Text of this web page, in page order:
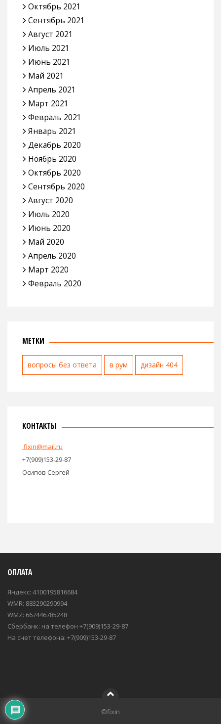
Октябрь 2021
Сентябрь 2021
Август 2021
Июль 2021
Июнь 2021
Май 2021
Апрель 2021
Март 2021
Февраль 2021
Январь 2021
Декабрь 2020
Ноябрь 2020
Октябрь 2020
Сентябрь 2020
Август 2020
Июль 2020
Июнь 2020
Май 2020
Апрель 2020
Март 2020
Февраль 2020
МЕТКИ
вопросы без ответа в рум дизайн 404
КОНТАКТЫ
fixin@mail.ru
+7(909)153-29-87
Осипов Сергей
ОПЛАТА
Яндекс: 4100195816684
WMR: 883290290994
WMZ: 667446785248
Сбербанк: на телефон +7(909)153-29-87
На счет телефона: +7(909)153-29-87
©fixin